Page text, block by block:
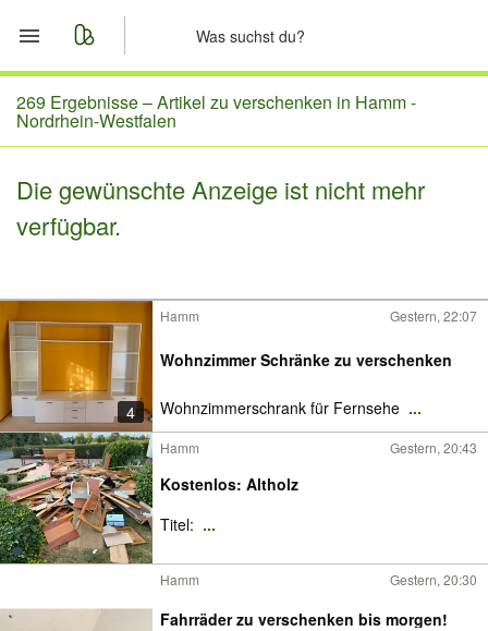
Start
Merkliste
Nachrichten
269 Ergebnisse –Artikel zu verschenken in Hamm -
Nordrhein-Westfalen
Die gewünschte Anzeige ist nicht mehr
verfügbar.
4
Hamm Gestern, 22:07
Wohnzimmer Schränke zu verschenken
Wohnzimmerschrank für Fernsehe ...
Hamm Gestern, 20:43
Kostenlos: Altholz
Titel: ...
Hamm Gestern, 20:30
Fahrräder zu verschenken bis morgen!